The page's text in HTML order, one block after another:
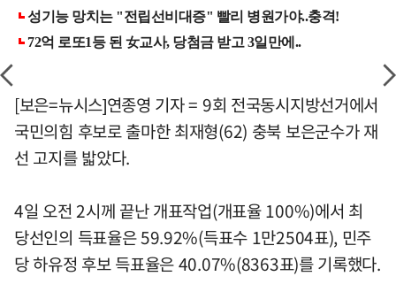
[보은=뉴시스]연종영 기자 = 9회 전국동시지방선거에서
국민의힘 후보로 출마한 최재형(62) 충북 보은군수가 재
선 고지를 밟았다.
4일 오전 2시께 끝난 개표작업(개표율 100%)에서 최
당선인의 득표율은 59.92%(득표수 1만2504표), 민주
당 하유정 후보 득표율은 40.07%(8363표)를 기록했다.